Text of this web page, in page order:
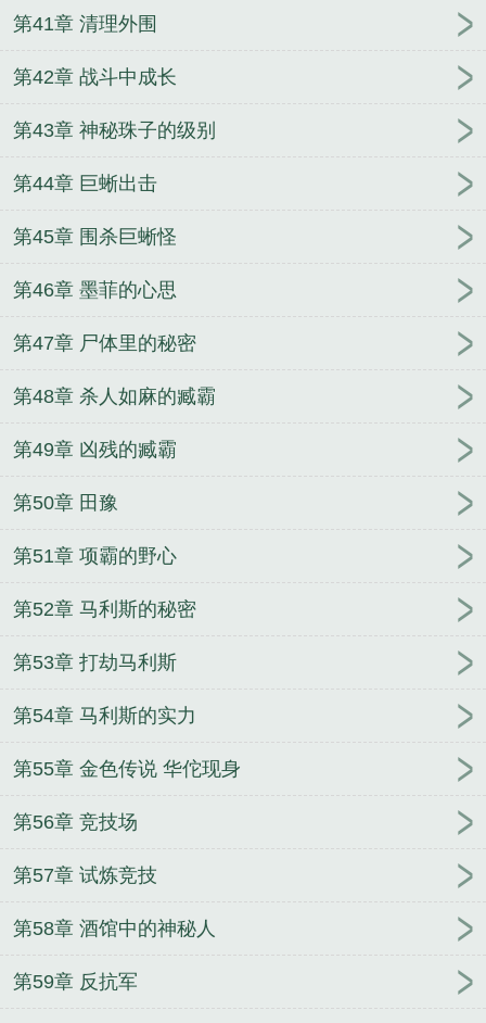
第41章 清理外围
第42章 战斗中成长
第43章 神秘珠子的级别
第44章 巨蜥出击
第45章 围杀巨蜥怪
第46章 墨菲的心思
第47章 尸体里的秘密
第48章 杀人如麻的臧霸
第49章 凶残的臧霸
第50章 田豫
第51章 项霸的野心
第52章 马利斯的秘密
第53章 打劫马利斯
第54章 马利斯的实力
第55章 金色传说 华佗现身
第56章 竞技场
第57章 试炼竞技
第58章 酒馆中的神秘人
第59章 反抗军